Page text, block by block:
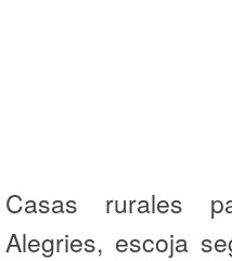
Casas rurales
Alegries, escoja